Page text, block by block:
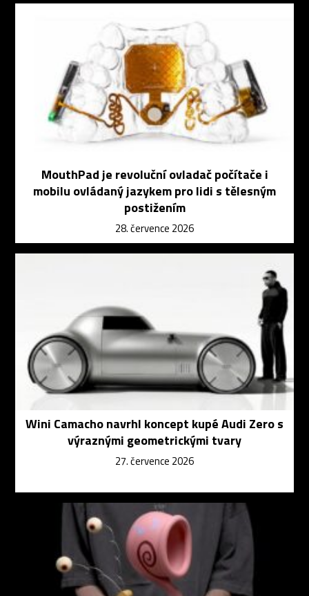
MouthPad je revoluční ovladač počítače i
mobilu ovládaný jazykem pro lidi s tělesným
postižením
28. července 2026
Wini Camacho navrhl koncept kupé Audi Zero s
výraznými geometrickými tvary
27. července 2026